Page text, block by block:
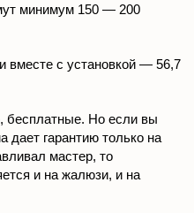
минимум 150 — 200
вместе с установкой — 56,7
бесплатные. Но если вы
гарантию только на
мастер, то
и на жалюзи, и на